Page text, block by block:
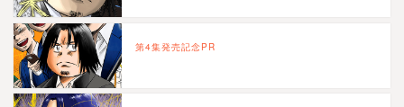
第4集発売記念PR